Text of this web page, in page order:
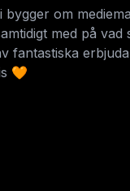
bygger om
med på
fantastiska
🧡